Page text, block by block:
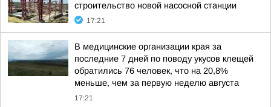
строительство новой насосной станции
17:21
В медицинские организации края за
последние 7 дней по поводу укусов клещей
обратились 76 человек, что на 20,8%
меньше, чем за первую неделю августа
17:21